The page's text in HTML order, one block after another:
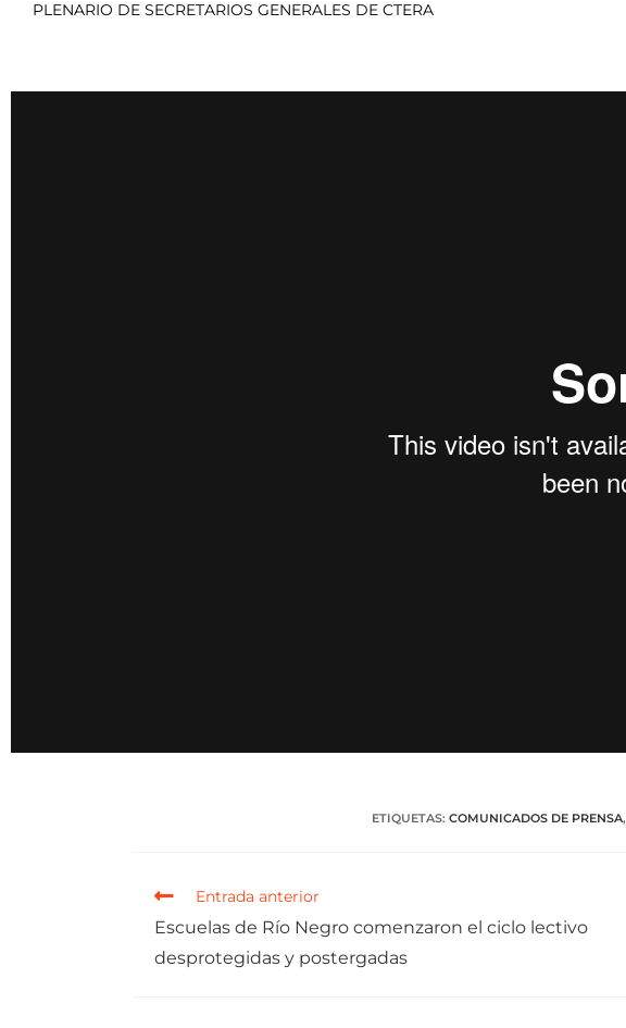
PLENARIO DE SECRETARIOS GENERALES DE CTERA
ETIQUETAS: COMUNICADOS DE PRENSA,
Entrada anterior
Escuelas de Río Negro comenzaron el ciclo lectivo
desprotegidas y postergadas